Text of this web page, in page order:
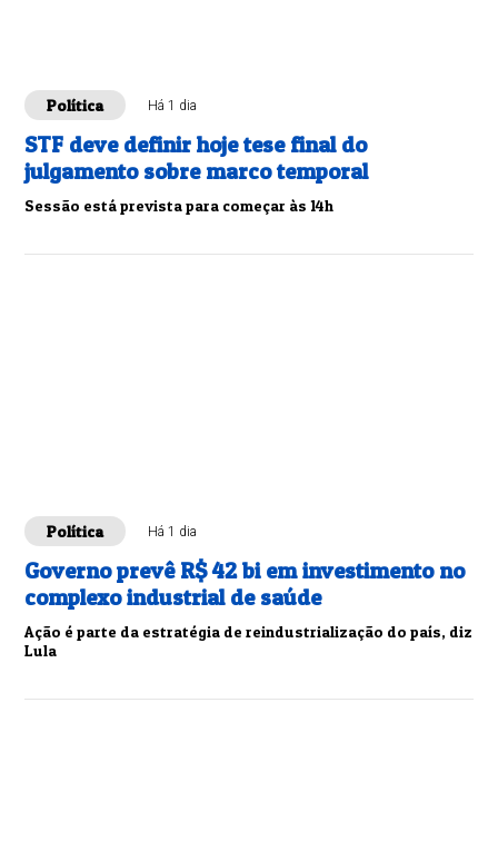
Política Há 1 dia
STF deve definir hoje tese final do
julgamento sobre marco temporal
Sessão está prevista para começar às 14h
Política Há 1 dia
Governo prevê R$ 42 bi em investimento no
complexo industrial de saúde
Ação é parte da estratégia de reindustrialização do país, diz
Lula